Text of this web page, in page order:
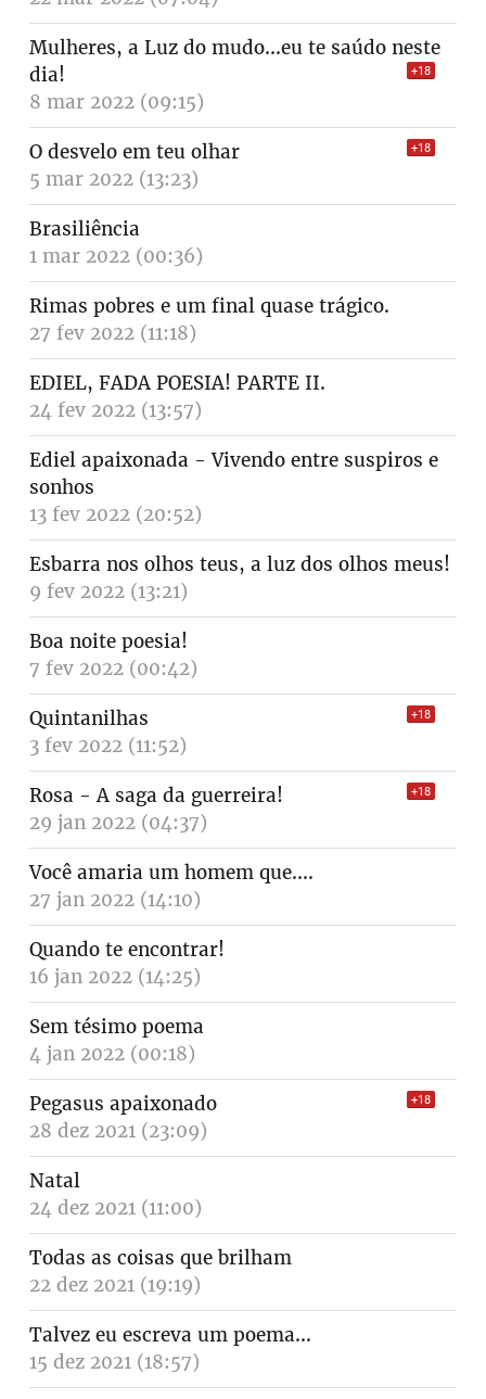
Mulheres, a Luz do mudo...eu te saúdo neste
dia!
+18
8 mar 2022 (09:15)
O desvelo em teu olhar +18
5 mar 2022 (13:23)
Brasiliência
1 mar 2022 (00:36)
Rimas pobres e um final quase trágico.
27 fev 2022 (11:18)
EDIEL, FADA POESIA! PARTE II.
24 fev 2022 (13:57)
Ediel apaixonada - Vivendo entre suspiros e
sonhos
13 fev 2022 (20:52)
Esbarra nos olhos teus, a luz dos olhos meus!
9 fev 2022 (13:21)
Boa noite poesia!
7 fev 2022 (00:42)
Quintanilhas +18
3 fev 2022 (11:52)
Rosa - A saga da guerreira! +18
29 jan 2022 (04:37)
Você amaria um homem que....
27 jan 2022 (14:10)
Quando te encontrar!
16 jan 2022 (14:25)
Sem tésimo poema
4 jan 2022 (00:18)
Pegasus apaixonado +18
28 dez 2021 (23:09)
Natal
24 dez 2021 (11:00)
Todas as coisas que brilham
22 dez 2021 (19:19)
Talvez eu escreva um poema...
15 dez 2021 (18:57)